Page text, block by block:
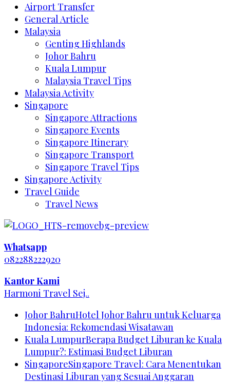
Airport Transfer
General Article
Malaysia
Genting Highlands
Johor Bahru
Kuala Lumpur
Malaysia Travel Tips
Malaysia Activity
Singapore
Singapore Attractions
Singapore Events
Singapore Itinerary
Singapore Transport
Singapore Travel Tips
Singapore Activity
Travel Guide
Travel News
Whatsapp
082288222920
Kantor Kami
Harmoni Travel Sej..
Johor BahruHotel Johor Bahru untuk Keluarga
Indonesia: Rekomendasi Wisatawan
Kuala LumpurBerapa Budget Liburan ke Kuala
Lumpur?: Estimasi Budget Liburan
SingaporeSingapore Travel: Cara Menentukan
Destinasi Liburan yang Sesuai Anggaran